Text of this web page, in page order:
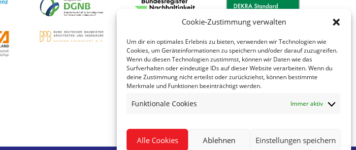
Cookie-Zustimmung verwalten
Um dir ein optimales Erlebnis zu bieten, verwenden wir Technologien wie
Cookies, um Geräteinformationen zu speichern und/oder darauf zuzugreifen.
Wenn du diesen Technologien zustimmst, können wir Daten wie das
Surfverhalten oder eindeutige IDs auf dieser Website verarbeiten. Wenn du
deine Zustimmung nicht erteilst oder zurückziehst, können bestimmte
Merkmale und Funktionen beeinträchtigt werden.
Funktionale Cookies Immer aktiv
Alle Cookies Ablehnen Einstellungen speichern